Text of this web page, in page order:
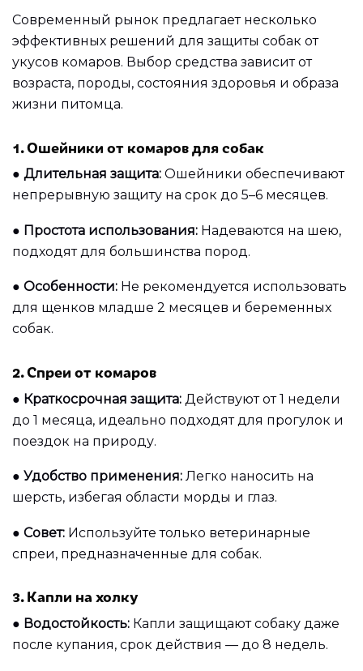
Современный рынок предлагает несколько
эффективных решений для защиты собак от
укусов комаров. Выбор средства зависит от
возраста, породы, состояния здоровья и образа
жизни питомца.
1. Ошейники от комаров для собак
● Длительная защита: Ошейники обеспечивают
непрерывную защиту на срок до 5–6 месяцев.
● Простота использования: Надеваются на шею,
подходят для большинства пород.
● Особенности: Не рекомендуется использовать
для щенков младше 2 месяцев и беременных
собак.
2. Спреи от комаров
● Краткосрочная защита: Действуют от 1 недели
до 1 месяца, идеально подходят для прогулок и
поездок на природу.
● Удобство применения: Легко наносить на
шерсть, избегая области морды и глаз.
● Совет: Используйте только ветеринарные
спреи, предназначенные для собак.
3. Капли на холку
● Водостойкость: Капли защищают собаку даже
после купания, срок действия — до 8 недель.